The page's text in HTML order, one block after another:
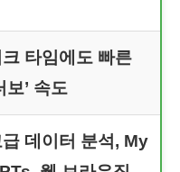
크 타임에도 빠른
보’ 속도
급 데이터 분석, My